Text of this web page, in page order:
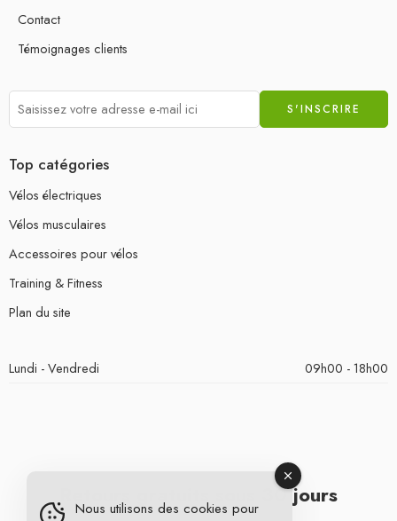
Contact
Témoignages clients
Top catégories
Vélos électriques
Vélos musculaires
Accessoires pour vélos
Training & Fitness
Plan du site
Lundi - Vendredi 09h00 - 18h00
Retours gratuits sous 30 jours
Nous utilisons des cookies pour